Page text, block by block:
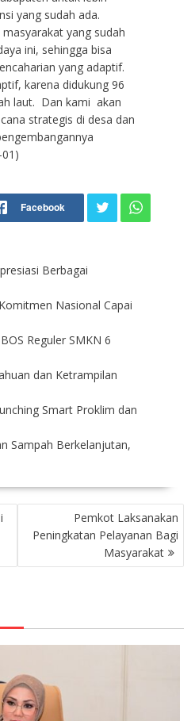
yang sudah ada.
yang sudah
ini, sehingga bisa
yang adaptif.
karena didukung 96
laut. Dan kami akan
strategis di desa dan
Berbagai
Nasional Capai
Reguler SMKN 6
dan Ketrampilan
Smart Proklim dan
Sampah Berkelanjutan,
Pemkot Laksanakan
Peningkatan Pelayanan Bagi
Masyarakat